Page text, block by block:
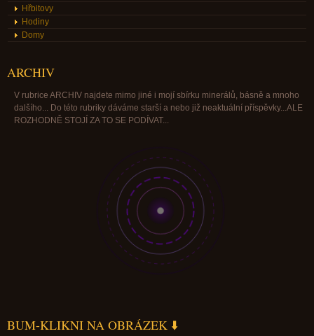
Hřbitovy
Hodiny
Domy
ARCHIV
V rubrice ARCHIV najdete mimo jiné i mojí sbírku minerálů, básně a mnoho
dalšího... Do této rubriky dáváme starší a nebo již neaktuální příspěvky...ALE
ROZHODNĚ STOJÍ ZA TO SE PODÍVAT...
BUM-KLIKNI NA OBRÁZEK ⬇️